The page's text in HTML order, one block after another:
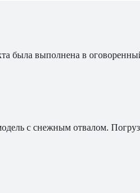
была выполнена в
с снежным отвалом.